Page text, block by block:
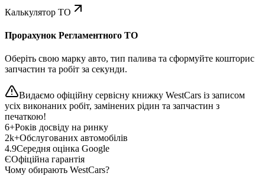
Калькулятор ТО
Прорахунок Регламентного ТО
Оберіть свою марку авто, тип палива та сформуйте кошторис
запчастин та робіт за секунди.
Видаємо офіційну сервісну книжку WestCars із записом
усіх виконаних робіт, замінених рідин та запчастин з
печаткою!
6+Років досвіду на ринку
2k+Обслугованих автомобілів
4.9Середня оцінка Google
ЄОфіційна гарантія
Чому обирають WestCars?